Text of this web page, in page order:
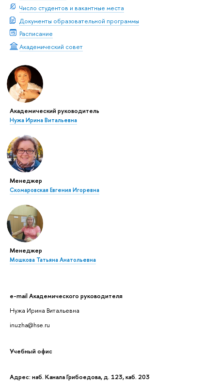
Число студентов и вакантные места
Документы образовательной программы
Расписание
Академический совет
Академический руководитель
Нужа Ирина Витальевна
Менеджер
Скомаровская Евгения Игоревна
Менеджер
Мошкова Татьяна Анатольевна
e-mail Академического руководителя
Нужа Ирина Витальевна
inuzha@hse.ru
Учебный офис
Адрес: наб. Канала Грибоедова, д. 123, каб. 203